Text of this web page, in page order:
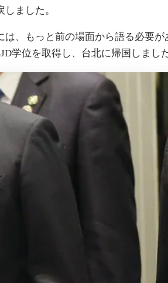
ました。
、もっと前の場面から語る必要
学位を取得し、台北に帰国しま